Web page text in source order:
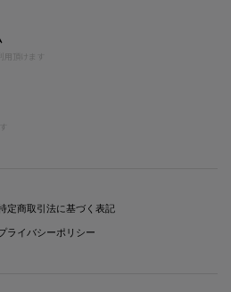
頂けます
定商取引法に基づく表記
ライバシーポリシー